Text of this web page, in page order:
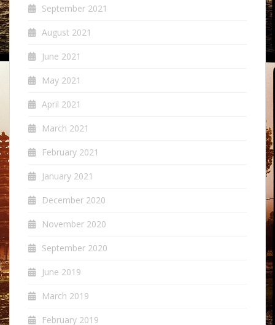
September 2021
August 2021
June 2021
May 2021
April 2021
March 2021
February 2021
January 2021
December 2020
November 2020
September 2020
June 2019
March 2019
February 2019